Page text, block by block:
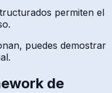
permiten el
puedes demostrar
de